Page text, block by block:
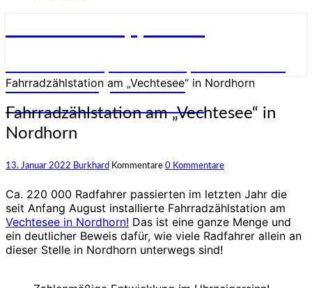
und Erfahrungen auf den
unterschiedlichsten Rädern
Fahrradzählstation am „Vechtesee“ in Nordhorn
Fahrradzählstation am „Vechtesee“ in
Nordhorn
13. Januar 2022 Burkhard Kommentare 0 Kommentare
Ca. 220 000 Radfahrer passierten im letzten Jahr die
seit Anfang August installierte Fahrradzählstation am
Vechtesee in Nordhorn! Das ist eine ganze Menge und
ein deutlicher Beweis dafür, wie viele Radfahrer allein an
dieser Stelle in Nordhorn unterwegs sind!